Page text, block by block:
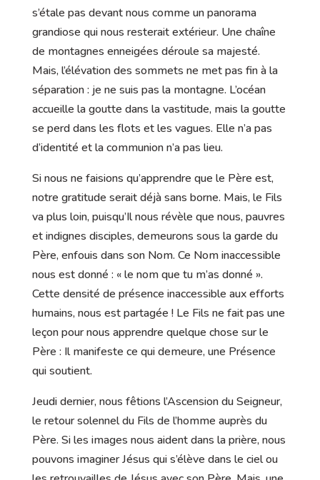
s’étale pas devant nous comme un panorama
grandiose qui nous resterait extérieur. Une chaîne
de montagnes enneigées déroule sa majesté.
Mais, l’élévation des sommets ne met pas fin à la
séparation : je ne suis pas la montagne. L’océan
accueille la goutte dans la vastitude, mais la goutte
se perd dans les flots et les vagues. Elle n’a pas
d’identité et la communion n’a pas lieu.
Si nous ne faisions qu’apprendre que le Père est,
notre gratitude serait déjà sans borne. Mais, le Fils
va plus loin, puisqu’Il nous révèle que nous, pauvres
et indignes disciples, demeurons sous la garde du
Père, enfouis dans son Nom. Ce Nom inaccessible
nous est donné : « le nom que tu m’as donné ».
Cette densité de présence inaccessible aux efforts
humains, nous est partagée ! Le Fils ne fait pas une
leçon pour nous apprendre quelque chose sur le
Père : Il manifeste ce qui demeure, une Présence
qui soutient.
Jeudi dernier, nous fêtions l’Ascension du Seigneur,
le retour solennel du Fils de l’homme auprès du
Père. Si les images nous aident dans la prière, nous
pouvons imaginer Jésus qui s’élève dans le ciel ou